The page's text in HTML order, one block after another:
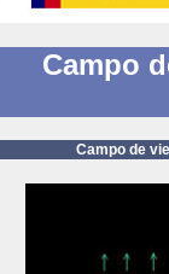
Campo
Campo de viento a